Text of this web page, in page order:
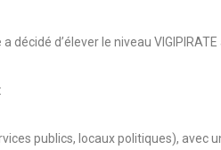
décidé d’élever le niveau
publics, locaux politiques), avec